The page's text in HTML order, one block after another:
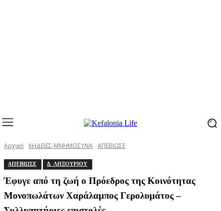
Αρχική ΚΗΔΕΙΕΣ-ΜΝΗΜΟΣΥΝΑ ΑΠΕΒΙΩΣΕ
ΑΠΕΒΙΩΣΕ Δ. ΛΗΞΟΥΡΙΟΥ
Έφυγε από τη ζωή ο Πρόεδρος της Κοινότητας
Μονοπωλάτων Χαράλαμπος Γερολυμάτος –